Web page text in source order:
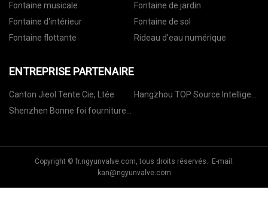
Fontaine musicale
Fontaine de jardin
Fontaine d'intérieur
Fontaine de sol
Fontaine flottante
Rideau d'eau numérique
ENTREPRISE PARTENAIRE
Canton Jieol Tente Cie, Ltée
Hangzhou TOP Source Intelligent
Shenzhen Bonne foi fourniture
Copyright © fr.ngyunvalve.com, tous droits réservés. E-mail:
kan@ngyunvalve.com